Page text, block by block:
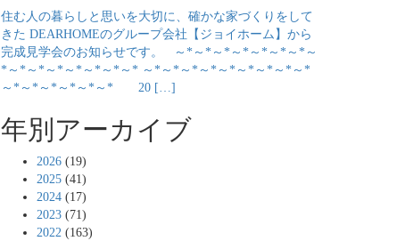
住む人の暮らしと思いを大切に、確かな家づくりをして
きた DEARHOMEのグループ会社【ジョイホーム】から
完成見学会のお知らせです。 ～*～*～*～*～*～*～*～
*～*～*～*～*～*～*～* ～*～*～*～*～*～*～*～*～*
～*～*～*～*～*～* 20 […]
年別アーカイブ
2026 (19)
2025 (41)
2024 (17)
2023 (71)
2022 (163)